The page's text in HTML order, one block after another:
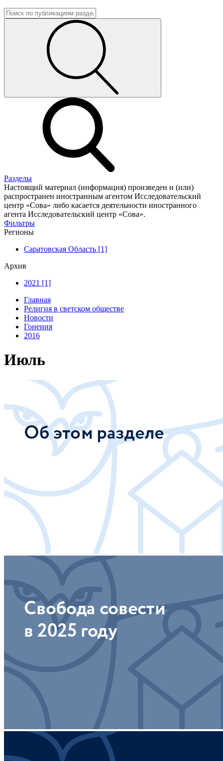
Разделы
Настоящий материал (информация) произведен и (или)
распространен иностранным агентом Исследовательский
центр «Сова» либо касается деятельности иностранного
агента Исследовательский центр «Сова».
Фильтры
Регионы
Саратовская Область [1]
Архив
2021 [1]
Главная
Религия в светском обществе
Новости
Гонения
2016
Июль